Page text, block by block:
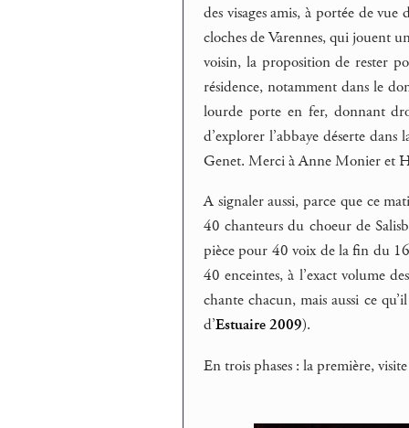
des visages amis, à portée de
cloches de Varennes, qui jouent
voisin, la proposition de rester
résidence, notamment dans le
lourde porte en fer, donnant
d’explorer l’abbaye déserte
Genet. Merci à Anne Monier et
A signaler aussi, parce que ce
40 chanteurs du choeur de
pièce pour 40 voix de la fin du
40 enceintes, à l’exact volume
chante chacun, mais aussi ce
d’Estuaire 2009).
En trois phases : la première,